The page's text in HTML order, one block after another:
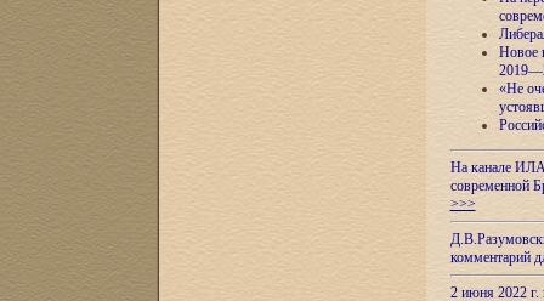
Новое
«Не
На канале ИЛА
современной
>>>
комментарий
2 июня 2022 г.